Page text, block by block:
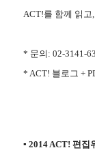
ACT!를 함께 읽고
* 문의: 02-3141-
* ACT! 블로그 +
▪ 2014 ACT! 편집